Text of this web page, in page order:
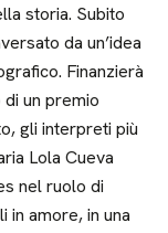
storia. Subito
da un’idea
Finanzierà
un premio
gli interpreti più
Lola Cueva
nel ruolo di
in amore, in una